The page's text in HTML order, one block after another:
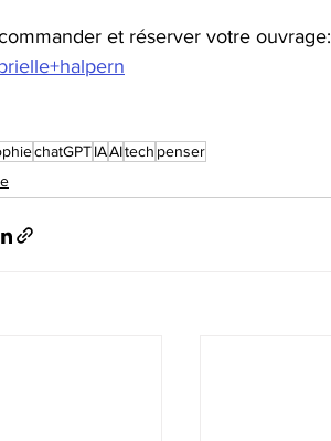
et réserver votre ouvrage:
chatGPTIAAItech penser